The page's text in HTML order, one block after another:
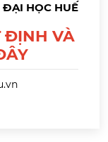
ĐẠI HỌC HUẾ
ĐỊNH VÀ